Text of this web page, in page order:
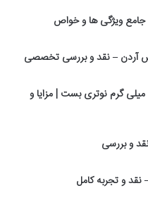
ویژگی ها و خواص
آردن – نقد و بررسی تخصصی
نقد و بررسی کپسول کوآنزیم کیوتن ۱۰۰ میلی گرم نوتری بست | مزایا و
نقد و تجربه کامل